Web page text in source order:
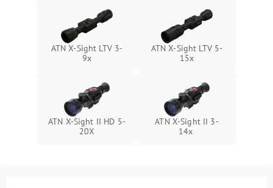
ATN X-Sight LTV 3-
9x
ATN X-Sight LTV 5-
15x
ATN X-Sight II HD 5-
20X
ATN X-Sight II 3-
14x